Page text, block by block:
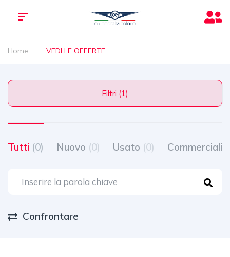
Home VEDI LE OFFERTE
Filtri (1)
Tutti (0) Nuovo (0) Usato (0) Commerciali
Confrontare